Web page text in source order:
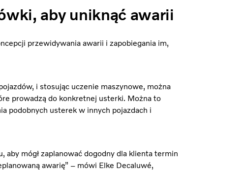
aby uniknąć awarii
przewidywania awarii i zapobiegania im,
i stosując uczenie maszynowe, można
prowadzą do konkretnej usterki. Można to
podobnych usterek w innych pojazdach i
aby mógł zaplanować dogodny dla klienta termin
awarię” – mówi Elke Decaluwé,